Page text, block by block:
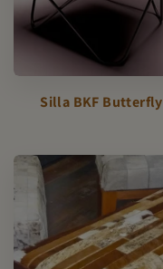
Silla BKF Butterfly